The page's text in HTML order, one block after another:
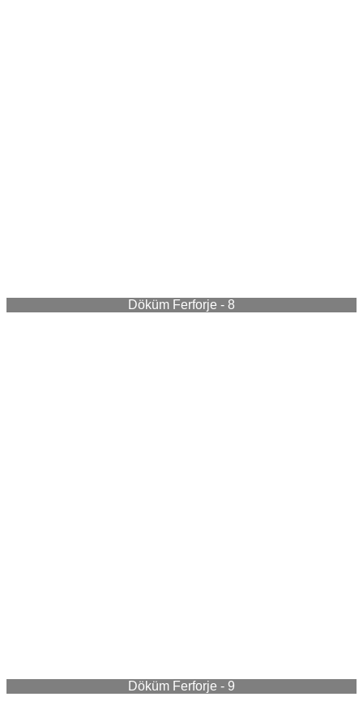
Döküm Ferforje - 8
Döküm Ferforje - 9